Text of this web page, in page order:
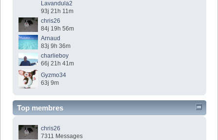
Lavandula2
93j 21h 11m
chris26
84j 19h 56m
Arnaud
83j 9h 36m
charlieboy
66j 21h 41m
Gyzmo34
63j 9m
Top membres
chris26
7311 Messages